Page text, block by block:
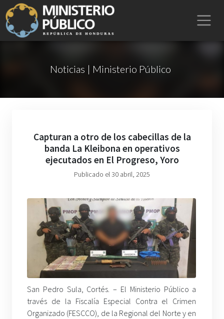
Noticias | Ministerio Público
Capturan a otro de los cabecillas de la
banda La Kleibona en operativos
ejecutados en El Progreso, Yoro
Publicado el 30 abril, 2025
San Pedro Sula, Cortés. – El Ministerio Público a
través de la Fiscalía Especial Contra el Crimen
Organizado (FESCCO), de la Regional del Norte y en